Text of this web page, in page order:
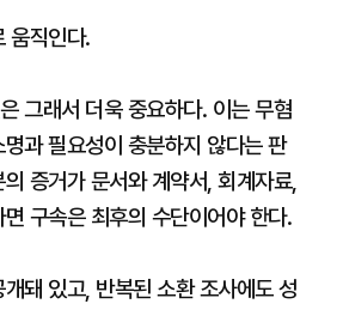
움직인다.
그래서 더욱 중요하다. 이는 무혐
과 필요성이 충분하지 않다는 판
증거가 문서와 계약서, 회계자료,
구속은 최후의 수단이어야 한다.
돼 있고, 반복된 소환 조사에도 성